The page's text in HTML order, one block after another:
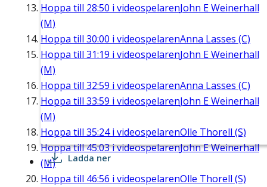
Hoppa till 28:50 i videospelarenJohn E Weinerhall
(M)
Hoppa till 30:00 i videospelarenAnna Lasses (C)
Hoppa till 31:19 i videospelarenJohn E Weinerhall
(M)
Hoppa till 32:59 i videospelarenAnna Lasses (C)
Hoppa till 33:59 i videospelarenJohn E Weinerhall
(M)
Hoppa till 35:24i videospelarenOlle Thorell (S)
Hoppa till45:03i videospelarenJohn E Weinerhall
(M)
Hoppa till 46:56 i videospelarenOlle Thorell (S)
Ladda ner